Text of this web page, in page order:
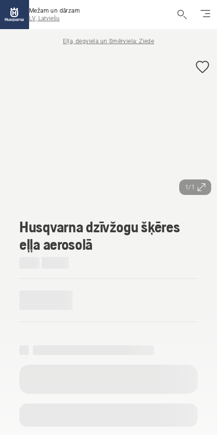
Mežam un dārzam
LV, Latviešu
Eļļa, degviela un Smērviela: Ziede
1/1
Husqvarna dzīvžogu šķēres
eļļa aerosolā